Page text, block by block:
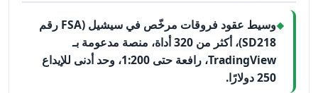
وسيط عقود فروقات مرخّص في سيشيل (FSA رقم
SD218)، أكثر من 320 أداة، منصة مدعومة بـ
TradingView، رافعة حتى 1:200، وحد أدنى للإيداع
250 دولارًا.